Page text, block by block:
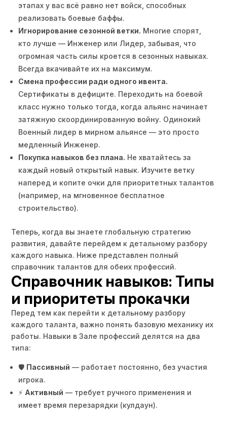
этапах у вас всё равно нет войск, способных
реализовать боевые баффы.
Игнорирование сезонной ветки. Многие спорят,
кто лучше — Инженер или Лидер, забывая, что
огромная часть силы кроется в сезонных навыках.
Всегда вкачивайте их на максимум.
Смена профессии ради одного ивента.
Сертификаты в дефиците. Переходить на боевой
класс нужно только тогда, когда альянс начинает
затяжную скоординированную войну. Одинокий
Военный лидер в мирном альянсе — это просто
медленный Инженер.
Покупка навыков без плана. Не хватайтесь за
каждый новый открытый навык. Изучите ветку
наперед и копите очки для приоритетных талантов
(например, на мгновенное бесплатное
строительство).
Теперь, когда вы знаете глобальную стратегию
развития, давайте перейдем к детальному разбору
каждого навыка. Ниже представлен полный
справочник талантов для обеих профессий.
Справочник навыков: Типы
и приоритеты прокачки
Перед тем как перейти к детальному разбору
каждого таланта, важно понять базовую механику их
работы. Навыки в Зале профессий делятся на два
типа:
🛡️ Пассивный — работает постоянно, без участия
игрока.
⚡ Активный — требует ручного применения и
имеет время перезарядки (кулдаун).